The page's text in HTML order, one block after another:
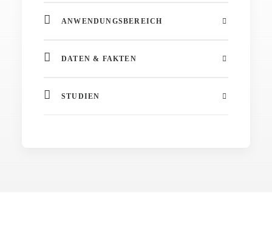
ANWENDUNGSBEREICH
DATEN & FAKTEN
STUDIEN